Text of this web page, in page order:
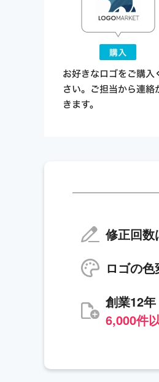
修正回数
ロゴの色
創業12年
6,000件